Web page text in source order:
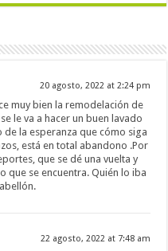
20 agosto, 2022 at 2:24 pm
muy bien la remodelación de
le va a hacer un buen lavado
la esperanza que cómo siga
está en total abandono .Por
que se dé una vuelta y
que se encuentra. Quién lo iba
22 agosto, 2022 at 7:48 am